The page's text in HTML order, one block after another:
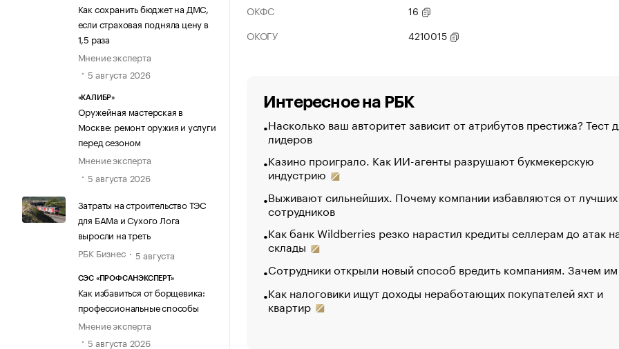
Как сохранить бюджет на ДМС,
если страховая подняла цену в
1,5 раза
Мнение эксперта
5 августа 2026
«КАЛИБР»
Оружейная мастерская в
Москве: ремонт оружия и услуги
перед сезоном
Мнение эксперта
5 августа 2026
Затраты на строительство ТЭС
для БАМа и Сухого Лога
выросли на треть
РБК Бизнес
5 августа
СЭС «ПРОФСАНЭКСПЕРТ»
Как избавиться от борщевика:
профессиональные способы
Мнение эксперта
5 августа 2026
ОКФС
16
ОКОГУ
4210015
Интересное на РБК
Насколько ваш авторитет зависит от атрибутов престижа? Тест
лидеров
Казино проиграло. Как ИИ-агенты разрушают букмекерскую
индустрию
Выживают сильнейших. Почему компании избавляются от лучших
сотрудников
Как банк Wildberries резко нарастил кредиты селлерам до атак
склады
Сотрудники открыли новый способ вредить компаниям. Зачем
Как налоговики ищут доходы неработающих покупателей яхт и
квартир